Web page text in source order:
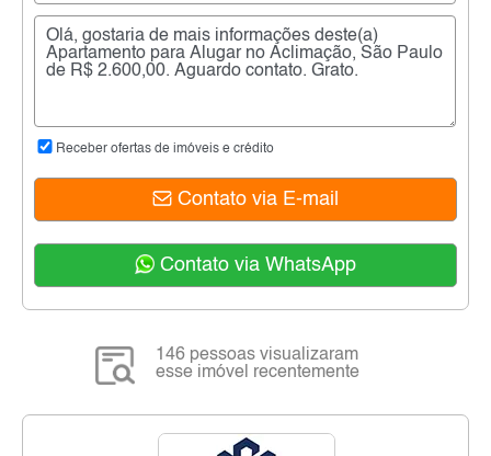
Receber ofertas de imóveis e crédito
Contato via E-mail
Contato via WhatsApp
146 pessoas visualizaram
esse imóvel recentemente